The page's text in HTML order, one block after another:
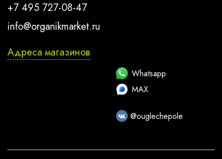
+7 495 727-08-47
info@organikmarket.ru
Адреса магазинов
Whatsapp
MAX
@ouglechepole